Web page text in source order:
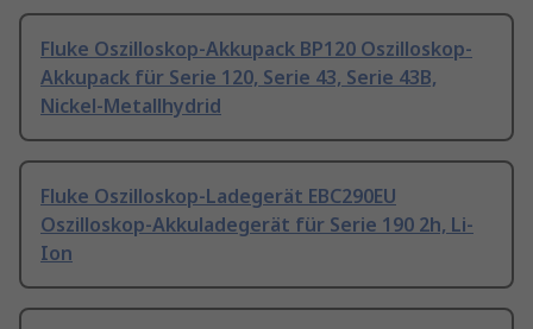
Fluke Oszilloskop-Akkupack BP120 Oszilloskop-
Akkupack für Serie 120, Serie 43, Serie 43B,
Nickel-Metallhydrid
Fluke Oszilloskop-Ladegerät EBC290EU
Oszilloskop-Akkuladegerät für Serie 190 2h, Li-
Ion